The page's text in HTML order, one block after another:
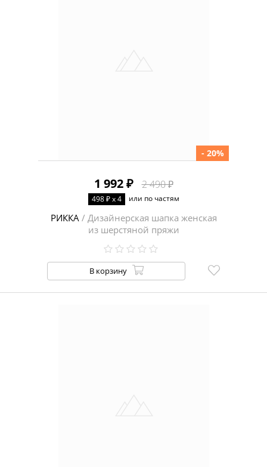
1 992 ₽ 2 490 ₽
- 20%
498 ₽ x 4 или по частям
РИККА / Дизайнерская шапка женская
из шерстяной пряжи
В корзину